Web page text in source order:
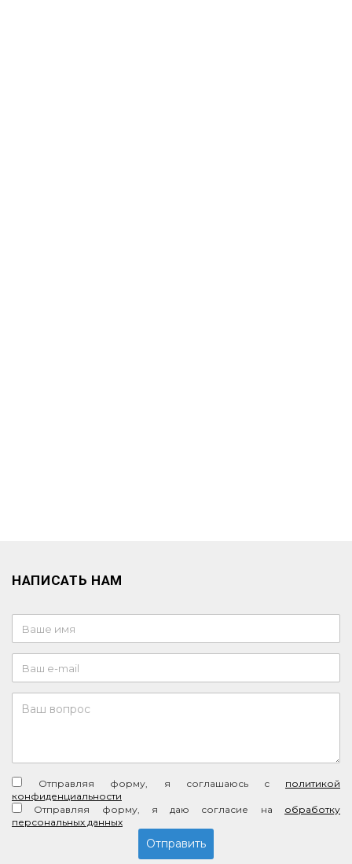
НАПИСАТЬ НАМ
Отправляя форму, я соглашаюсь c политикой
конфиденциальности
Отправляя форму, я даю согласие на обработку
персональных данных